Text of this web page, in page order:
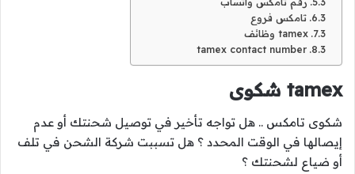
تامكس فروع
tamex وظائف
tamex contact number
tamex شكوى
شكوى تامكس .. هل تواجه تأخير في توصيل شحنتك أو عدم
إيصالها في الوقت المحدد ؟ هل تسببت شركة الشحن في تلف
أو ضياع لشحنتك ؟